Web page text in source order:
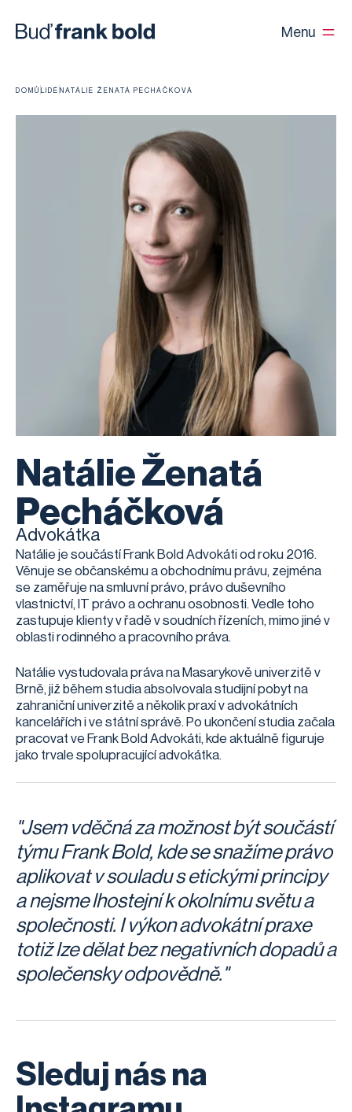
Menu
DOMŮ LIDÉ NATÁLIE ŽENATÁ PECHÁČKOVÁ
Natálie Ženatá
Pecháčková
Advokátka
Natálie je součástí Frank Bold Advokáti od roku 2016.
Věnuje se občanskému a obchodnímu právu, zejména
se zaměřuje na smluvní právo, právo duševního
vlastnictví, IT právo a ochranu osobnosti. Vedle toho
zastupuje klienty v řadě v soudních řízeních, mimo jiné v
oblasti rodinného a pracovního práva.
Natálie vystudovala práva na Masarykově univerzitě v
Brně, již během studia absolvovala studijní pobyt na
zahraniční univerzitě a několik praxí v advokátních
kancelářích i ve státní správě. Po ukončení studia začala
pracovat ve Frank Bold Advokáti, kde aktuálně figuruje
jako trvale spolupracující advokátka.
"Jsem vděčná za možnost být součástí
týmu Frank Bold, kde se snažíme právo
aplikovat v souladu s etickými principy
a nejsme lhostejní k okolnímu světu a
společnosti. I výkon advokátní praxe
totiž lze dělat bez negativních dopadů a
společensky odpovědně."
Sleduj nás na